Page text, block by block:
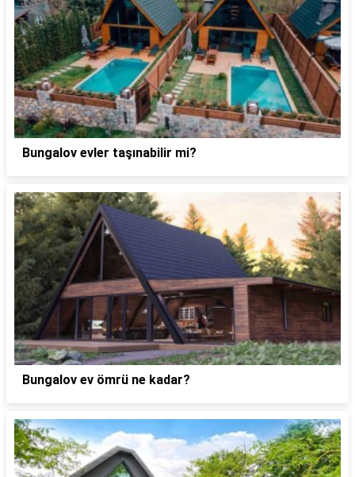
Bungalov evler taşınabilir mi?
Bungalov ev ömrü ne kadar?